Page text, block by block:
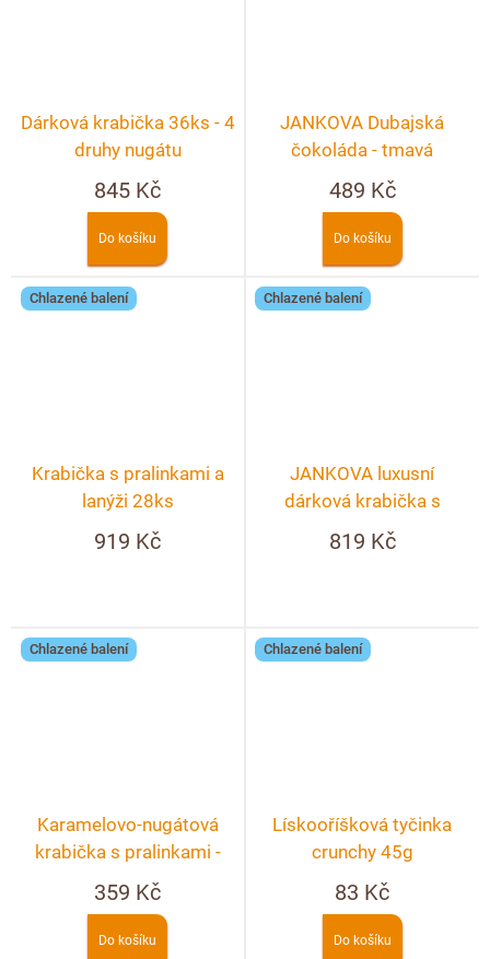
Dárková krabička 36ks - 4
druhy nugátu
845 Kč
Do košíku
JANKOVA Dubajská
čokoláda - tmavá
489 Kč
Do košíku
Chlazené balení
Krabička s pralinkami a
lanýži 28ks
919 Kč
Chlazené balení
JANKOVA luxusní
dárková krabička s
věnováním
819 Kč
Chlazené balení
Karamelovo-nugátová
krabička s pralinkami -
359 Kč
Do košíku
Chlazené balení
Lískooříšková tyčinka
crunchy 45g
83 Kč
Do košíku